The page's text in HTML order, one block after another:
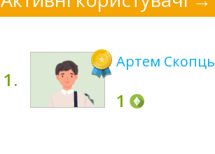
1.
Артем Скопць
1